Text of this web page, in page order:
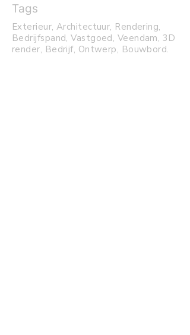
Tags
Exterieur, Architectuur, Rendering,
Bedrijfspand, Vastgoed, Veendam, 3D
render, Bedrijf, Ontwerp, Bouwbord.